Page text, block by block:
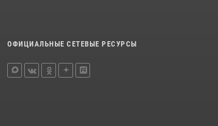
ОФИЦИАЛЬНЫЕ СЕТЕВЫЕ РЕСУРСЫ